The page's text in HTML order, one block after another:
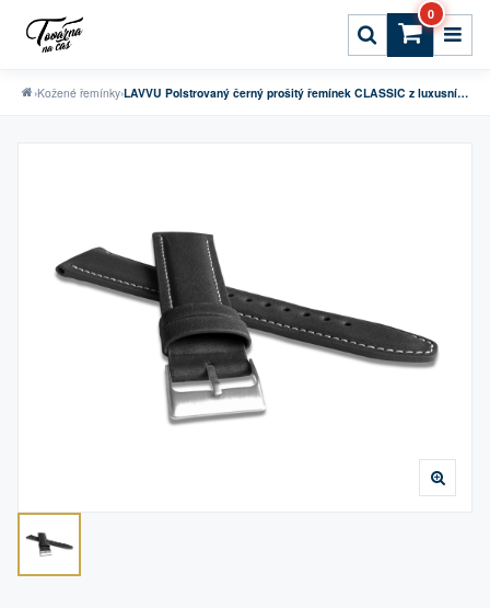
0
›Kožené řemínky› LAVVU Polstrovaný černý prošitý řemínek CLASSIC z luxusní kůže Top Grain